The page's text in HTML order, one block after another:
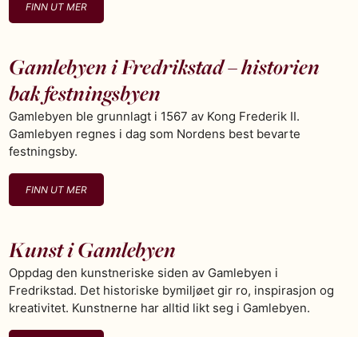
FINN UT MER
Gamlebyen i Fredrikstad – historien
bak festningsbyen
Gamlebyen ble grunnlagt i 1567 av Kong Frederik II.
Gamlebyen regnes i dag som Nordens best bevarte
festningsby.
FINN UT MER
Kunst i Gamlebyen
Oppdag den kunstneriske siden av Gamlebyen i
Fredrikstad. Det historiske bymiljøet gir ro, inspirasjon og
kreativitet. Kunstnerne har alltid likt seg i Gamlebyen.